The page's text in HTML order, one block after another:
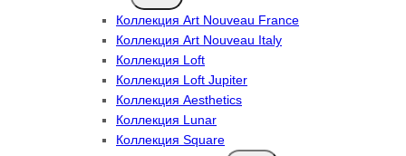
Коллекция Art Nouveau France
Коллекция Art Nouveau Italy
Коллекция Loft
Коллекция Loft Jupiter
Коллекция Aesthetics
Коллекция Lunar
Коллекция Square